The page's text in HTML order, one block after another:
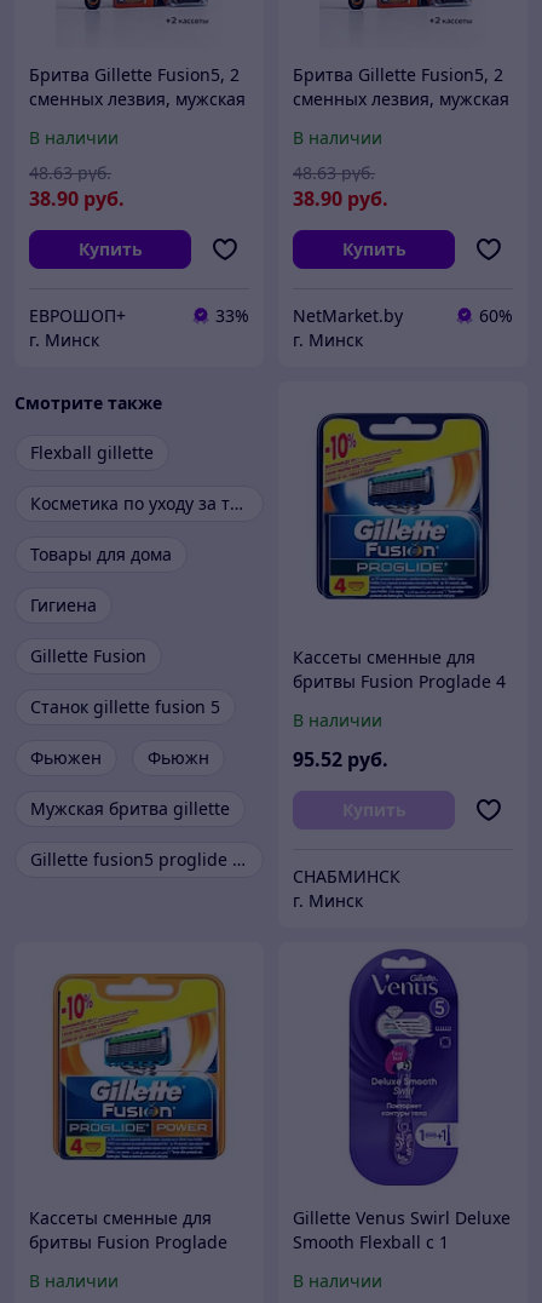
Бритва Gillette Fusion5, 2
сменных лезвия, мужская
В наличии
38.90 руб.
48.63 руб.
Купить
ЕВРОШОП+
33%
г. Минск
Бритва Gillette Fusion5, 2
сменных лезвия, мужская
В наличии
38.90 руб.
48.63 руб.
Купить
NetMarket.by
60%
г. Минск
Смотрите также
Flexball gillette
Косметика по уходу за телом
Товары для дома
Гигиена
Gillette Fusion
Станок gillette fusion 5
Фьюжен Фьюжн
Мужская бритва gillette
Gillette fusion5 proglide мужская бритва
Кассеты сменные для
бритвы Fusion Proglade 4
В наличии
95.52 руб.
Купить
СНАБМИНСК
г. Минск
Кассеты сменные для
бритвы Fusion Proglade
В наличии
Gillette Venus Swirl Deluxe
Smooth Flexball с 1
для бритья женский
В наличии